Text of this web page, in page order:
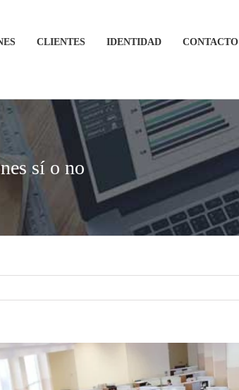
CLIENTES IDENTIDAD CONTACTO
sí o no